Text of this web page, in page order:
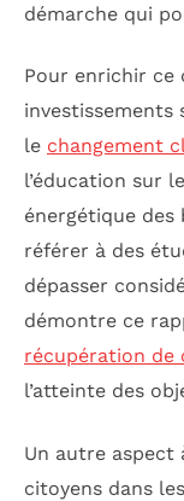
démarche qui
Pour enrichir ce
investissements
le changement
l’éducation sur
énergétique des
référer à des
dépasser
démontre ce
récupération de
l’atteinte des
Un autre aspect
citoyens dans